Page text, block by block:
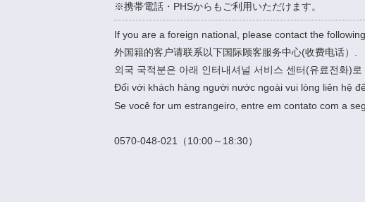
※携帯電話・PHSからもご利用いただけます。
If you are a foreign national, please contact the
外国籍的客户请联系以下国际顾客服务中心(收费电话）.
외국 국적분은 아래 인터내셔널 서비스 센터(유료전화)로
Đối với khách hàng người nước ngoài vui lòng liên hệ
Se você for um estrangeiro, entre em contato com a
0570-048-021（10:00～18:30）